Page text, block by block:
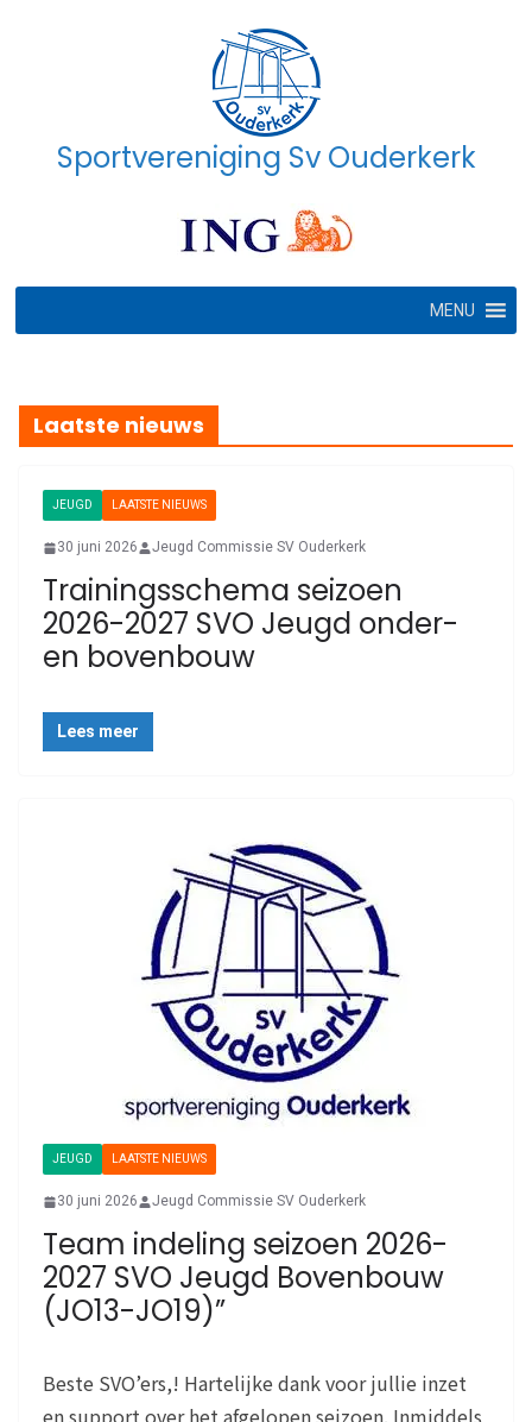
Sportvereniging Sv Ouderkerk
MENU
Laatste nieuws
JEUGD LAATSTE NIEUWS
30 juni 2026 Jeugd Commissie SV Ouderkerk
Trainingsschema seizoen
2026-2027 SVO Jeugd onder-
en bovenbouw
Lees meer
JEUGD LAATSTE NIEUWS
30 juni 2026 Jeugd Commissie SV Ouderkerk
Team indeling seizoen 2026-
2027 SVO Jeugd Bovenbouw
(JO13-JO19)”
Beste SVO’ers,! Hartelijke dank voor jullie inzet
en support over het afgelopen seizoen. Inmiddels